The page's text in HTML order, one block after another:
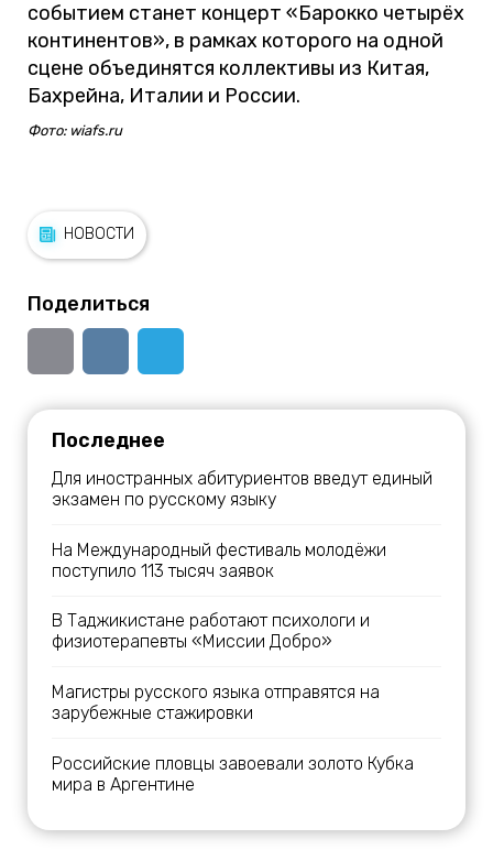
событием станет концерт «Барокко четырёх
континентов», в рамках которого на одной
сцене объединятся коллективы из Китая,
Бахрейна, Италии и России.
Фото: wiafs.ru
НОВОСТИ
Поделиться
Последнее
Для иностранных абитуриентов введут единый
экзамен по русскому языку
На Международный фестиваль молодёжи
поступило 113 тысяч заявок
В Таджикистане работают психологи и
физиотерапевты «Миссии Добро»
Магистры русского языка отправятся на
зарубежные стажировки
Российские пловцы завоевали золото Кубка
мира в Аргентине